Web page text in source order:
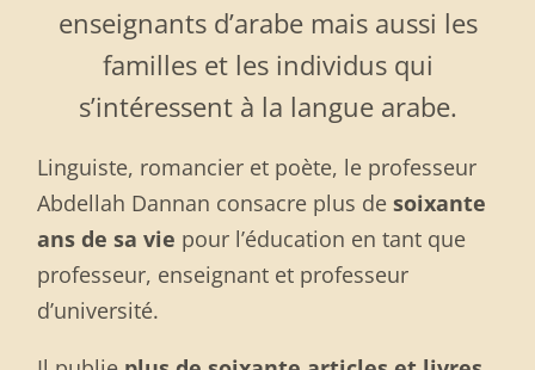
enseignants d’arabe mais aussi les
familles et les individus qui
s’intéressent à la langue arabe.
Linguiste, romancier et poète, le professeur
Abdellah Dannan consacre plus desoixante
ans de sa vie pour l’éducation en tant que
professeur, enseignant et professeur
d’université.